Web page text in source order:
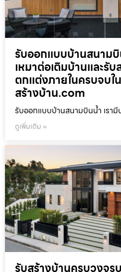
รับออกแบบบ้านสนามบิ
เหมาต่อเติมบ้านและรั
ตกแต่งภายในครบจบใ
สร้างบ้าน.com
รับออกแบบบ้านสนามบินน้ำ เรามี
ดูเพิ่มเติม »
รับสร้างบ้านครบวงจ